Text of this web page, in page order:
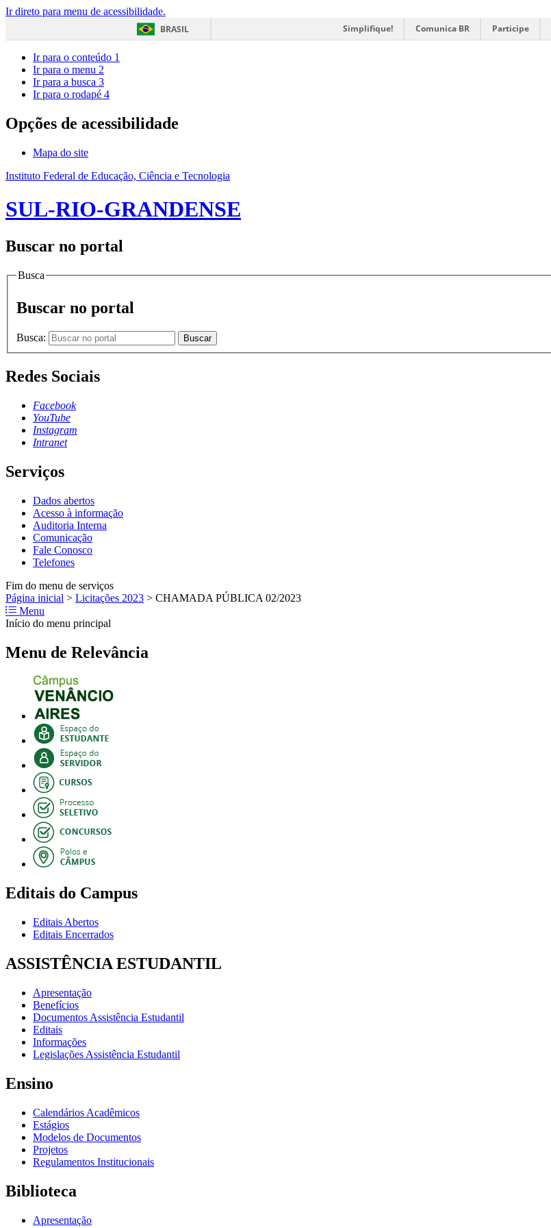
Ir direto para menu de acessibilidade.
BRASIL
Simplifique! Comunica BR Participe
Ir para o conteúdo 1
Ir para o menu 2
Ir para a busca 3
Ir para o rodapé 4
Opções de acessibilidade
Mapa do site
Instituto Federal de Educação, Ciência e Tecnologia
SUL-RIO-GRANDENSE
Buscar no portal
Busca
Buscar no portal
Busca: Buscar
Redes Sociais
Facebook
YouTube
Instagram
Intranet
Serviços
Dados abertos
Acesso à informação
Auditoria Interna
Comunicação
Fale Conosco
Telefones
Fim do menu de serviços
Página inicial > Licitações 2023 > CHAMADA PÚBLICA 02/2023
Menu
Início do menu principal
Menu de Relevância
Editais do Campus
Editais Abertos
Editais Encerrados
ASSISTÊNCIA ESTUDANTIL
Apresentação
Benefícios
Documentos Assistência Estudantil
Editais
Informações
Legislações Assistência Estudantil
Ensino
Calendários Acadêmicos
Estágios
Modelos de Documentos
Projetos
Regulamentos Institucionais
Biblioteca
Apresentação